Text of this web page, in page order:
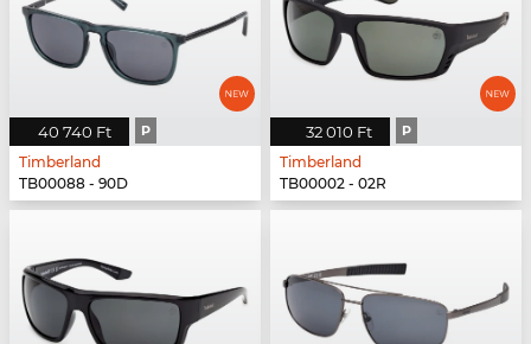
40 740 Ft P
Timberland
TB00088 - 90D
32 010 Ft P
Timberland
TB00002 - 02R